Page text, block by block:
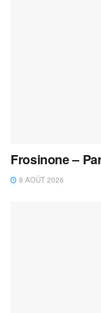
Frosinone –
8 AOÛT 2026